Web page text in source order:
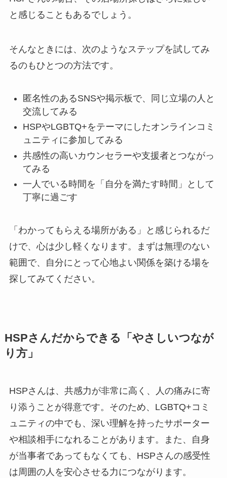
と感じることもあるでしょう。
そんなときには、次のようなステップを試してみ
るのもひとつの方法です。
匿名性のあるSNSや掲示板で、同じ立場の人と
交流してみる
HSPやLGBTQ+をテーマにしたオンラインコミ
ュニティに参加してみる
共感性の高いカウンセラーや支援者とつながっ
てみる
一人でいる時間を「自分を満たす時間」として
丁寧に過ごす
「わかってもらえる場所がある」と感じられるだ
けで、心は少し軽くなります。まずは無理のない
範囲で、自分にとって心地よい関係を築ける場を
探してみてください。
HSPさんだからできる「やさしいつなが
り方」
HSPさんは、共感力が非常に高く、人の痛みに寄
り添うことが得意です。そのため、LGBTQ+コミ
ュニティの中でも、深い理解を持ったサポーター
や相談相手になれることがあります。また、自身
が当事者であってもなくても、HSPさんの感受性
は周囲の人を安心させる力につながります。